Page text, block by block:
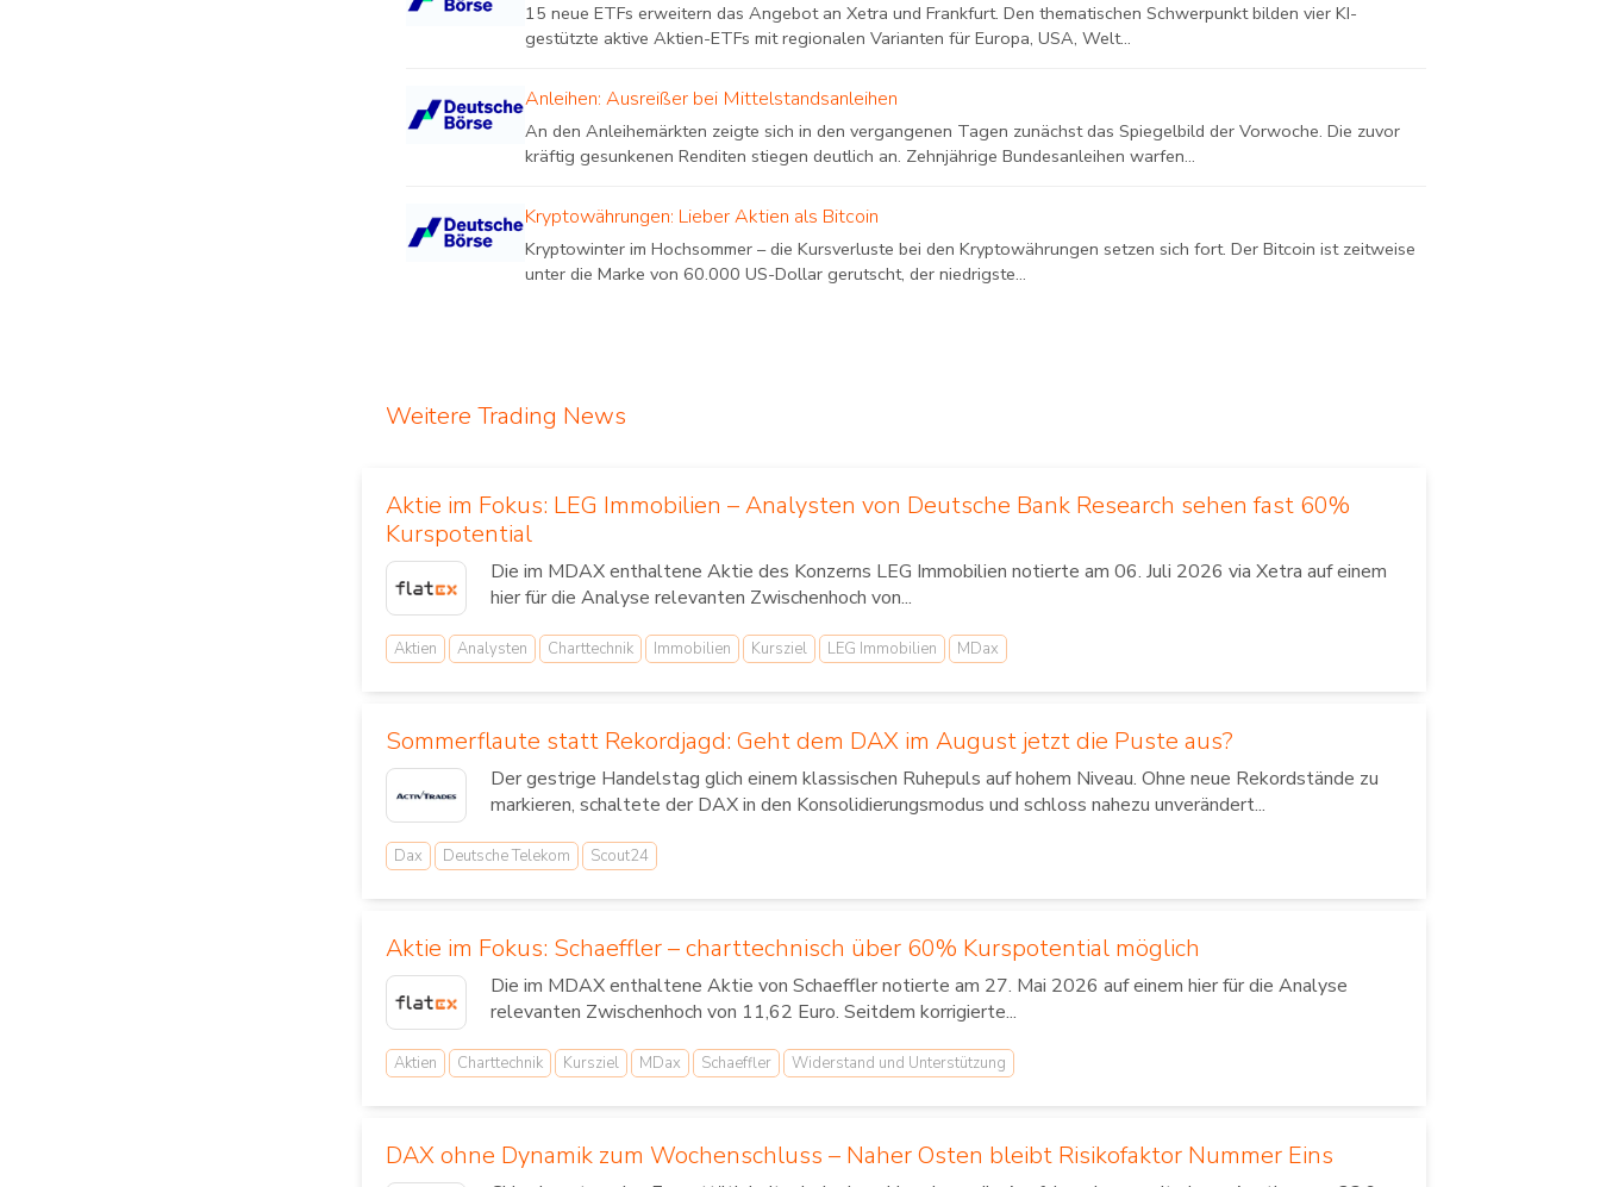
15 neue ETFs erweitern das Angebot an Xetra und Frankfurt. Den thematischen Schwerpunkt bilden vier KI-
gestützte aktive Aktien-ETFs mit regionalen Varianten für Europa, USA, Welt...
Anleihen: Ausreißer bei Mittelstandsanleihen
An den Anleihemärkten zeigte sich in den vergangenen Tagen zunächst das Spiegelbild der Vorwoche. Die zuvor
kräftig gesunkenen Renditen stiegen deutlich an. Zehnjährige Bundesanleihen warfen...
Kryptowährungen: Lieber Aktien als Bitcoin
Kryptowinter im Hochsommer – die Kursverluste bei den Kryptowährungen setzen sich fort. Der Bitcoin ist zeitweise
unter die Marke von 60.000 US-Dollar gerutscht, der niedrigste...
Weitere Trading News
Aktie im Fokus: LEG Immobilien – Analysten von Deutsche Bank Research sehen fast 60%
Kurspotential
Die im MDAX enthaltene Aktie des Konzerns LEG Immobilien notierte am 06. Juli 2026 via Xetra auf einem
hier für die Analyse relevanten Zwischenhoch von...
Aktien Analysten Charttechnik Immobilien Kursziel LEG Immobilien MDax
Sommerflaute statt Rekordjagd: Geht dem DAX im August jetzt die Puste aus?
Der gestrige Handelstag glich einem klassischen Ruhepuls auf hohem Niveau. Ohne neue Rekordstände zu
markieren, schaltete der DAX in den Konsolidierungsmodus und schloss nahezu unverändert...
Dax Deutsche Telekom Scout24
Aktie im Fokus: Schaeffler – charttechnisch über 60% Kurspotential möglich
Die im MDAX enthaltene Aktie von Schaeffler notierte am 27. Mai 2026 auf einem hier für die Analyse
relevanten Zwischenhoch von 11,62 Euro. Seitdem korrigierte...
Aktien Charttechnik Kursziel MDax Schaeffler Widerstand und Unterstützung
DAX ohne Dynamik zum Wochenschluss – Naher Osten bleibt Risikofaktor Nummer Eins